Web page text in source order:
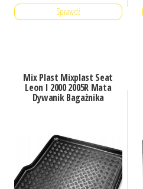
Sprawdź
Mix Plast Mixplast Seat
Leon I 2000 2005R Mata
Dywanik Bagażnika